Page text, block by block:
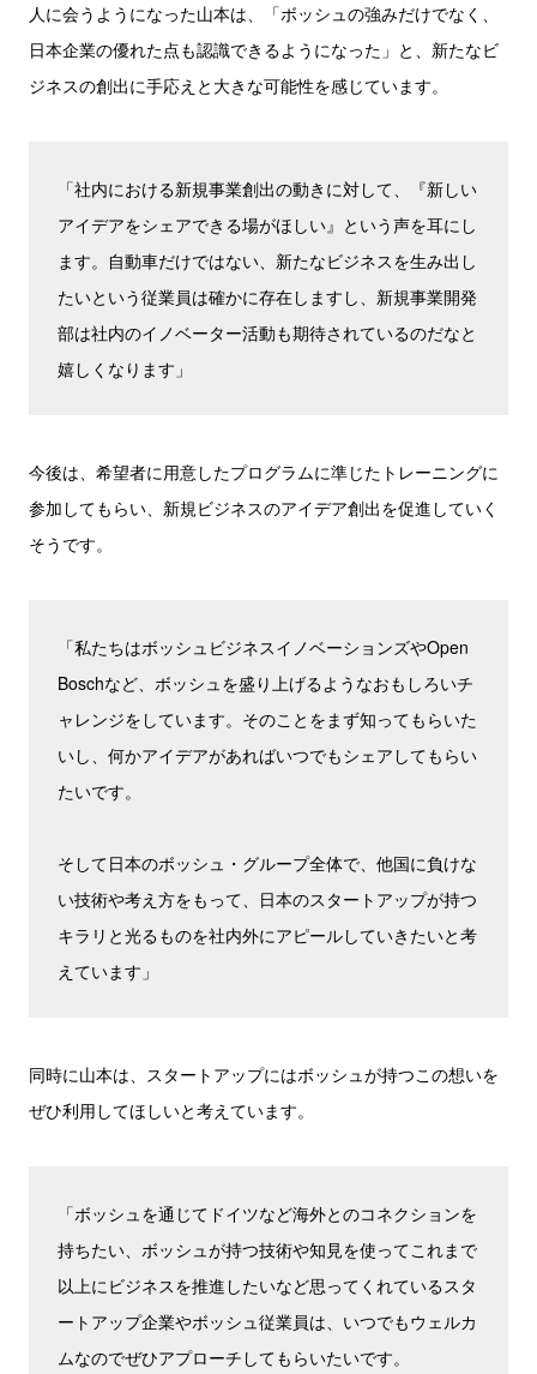
人に会うようになった山本は、「ボッシュの強みだけでなく、
日本企業の優れた点も認識できるようになった」と、新たなビ
ジネスの創出に手応えと大きな可能性を感じています。
「社内における新規事業創出の動きに対して、『新しい
アイデアをシェアできる場がほしい』という声を耳にし
ます。自動車だけではない、新たなビジネスを生み出し
たいという従業員は確かに存在しますし、新規事業開発
部は社内のイノベーター活動も期待されているのだなと
嬉しくなります」
今後は、希望者に用意したプログラムに準じたトレーニングに
参加してもらい、新規ビジネスのアイデア創出を促進していく
そうです。
「私たちはボッシュビジネスイノベーションズやOpen
Boschなど、ボッシュを盛り上げるようなおもしろいチ
ャレンジをしています。そのことをまず知ってもらいた
いし、何かアイデアがあればいつでもシェアしてもらい
たいです。
そして日本のボッシュ・グループ全体で、他国に負けな
い技術や考え方をもって、日本のスタートアップが持つ
キラリと光るものを社内外にアピールしていきたいと考
えています」
同時に山本は、スタートアップにはボッシュが持つこの想いを
ぜひ利用してほしいと考えています。
「ボッシュを通じてドイツなど海外とのコネクションを
持ちたい、ボッシュが持つ技術や知見を使ってこれまで
以上にビジネスを推進したいなど思ってくれているスタ
ートアップ企業やボッシュ従業員は、いつでもウェルカ
ムなのでぜひアプローチしてもらいたいです。